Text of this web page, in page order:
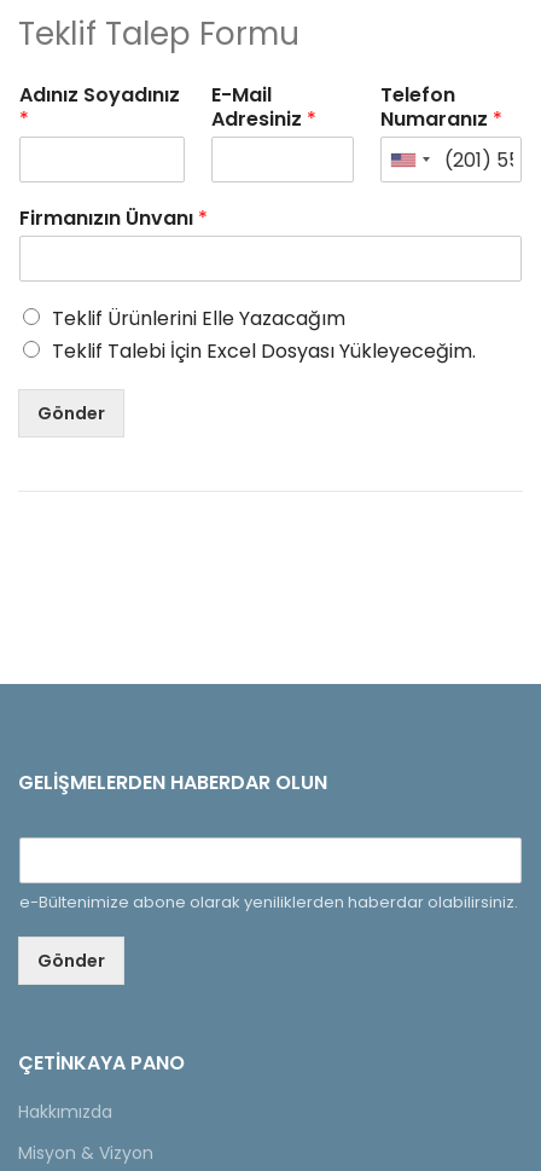
Teklif Talep Formu
Adınız Soyadınız
*
E-Mail
Adresiniz *
Telefon
Numaranız *
Firmanızın Ünvanı *
Teklif Ürünlerini Elle Yazacağım
Teklif Talebi İçin Excel Dosyası Yükleyeceğim.
Gönder
GELIŞMELERDEN HABERDAR OLUN
e-Bültenimize abone olarak yeniliklerden haberdar olabilirsiniz.
Gönder
ÇETINKAYA PANO
Hakkımızda
Misyon & Vizyon